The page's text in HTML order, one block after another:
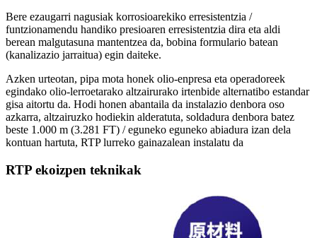
Bere ezaugarri nagusiak korrosioarekiko erresistentzia /
funtzionamendu handiko presioaren erresistentzia dira eta aldi
berean malgutasuna mantentzea da, bobina formulario batean
(kanalizazio jarraitua) egin daiteke.
Azken urteotan, pipa mota honek olio-enpresa eta operadoreek
egindako olio-lerroetarako altzairurako irtenbide alternatibo estandar
gisa aitortu da. Hodi honen abantaila da instalazio denbora oso
azkarra, altzairuzko hodiekin alderatuta, soldadura denbora batez
beste 1.000 m (3.281 FT) / eguneko eguneko abiadura izan dela
kontuan hartuta, RTP lurreko gainazalean instalatu da
RTP ekoizpen teknikak